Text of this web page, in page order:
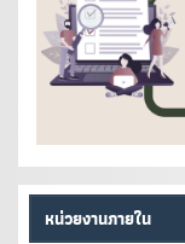
หน่วยงานภายใน